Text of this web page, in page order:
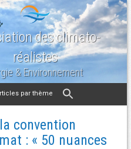
des climato-
réalistes
& Environnement
par thème
convention
: « 50 nuances